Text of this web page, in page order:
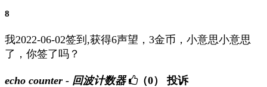
8
我2022-06-02签到,获得6声望，3金币，小意思小意思
了，你签了吗？
echo counter - 回波计数器 （0） 投诉